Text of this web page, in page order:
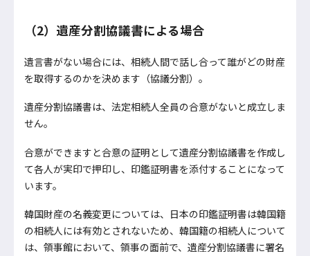
（2）遺産分割協議書による場合
遺言書がない場合には、相続人間で話し合って誰がどの財産
を取得するのかを決めます（協議分割）。
遺産分割協議書は、法定相続人全員の合意がないと成立しま
せん。
合意ができますと合意の証明として遺産分割協議書を作成し
て各人が実印で押印し、印鑑証明書を添付することになって
います。
韓国財産の名義変更については、日本の印鑑証明書は韓国籍
の相続人には有効とされないため、韓国籍の相続人について
は、領事館において、領事の面前で、遺産分割協議書に署名